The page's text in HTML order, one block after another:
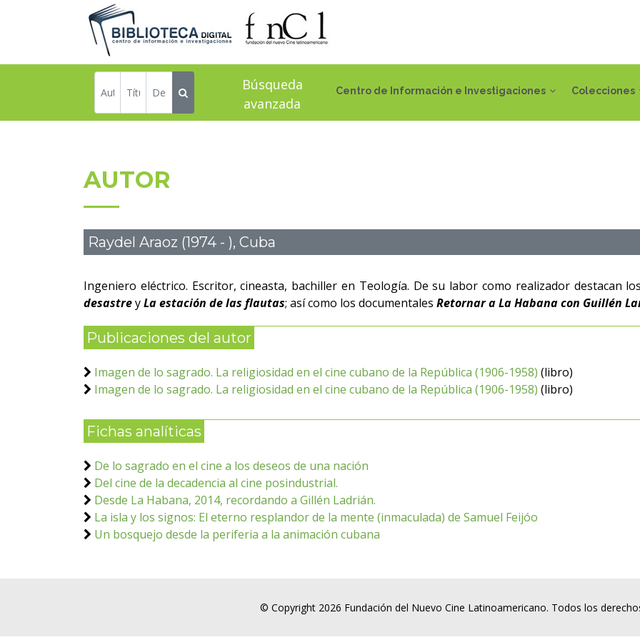
Centro de Información e Investigaciones Colecciones
Búsqueda
avanzada
AUTOR
Raydel Araoz (1974 - ), Cuba
Ingeniero eléctrico. Escritor, cineasta, bachiller en Teología. De su labor como realizador destacan
desastreyLa estación de las flautas; así como los documentales Retornar a La Habana con Guillén
Publicaciones del autor
Imagen de lo sagrado. La religiosidad en el cine cubano de la República (1906-1958) (libro)
Imagen de lo sagrado. La religiosidad en el cine cubano de la República (1906-1958) (libro)
Fichas analíticas
De lo sagrado en el cine a los deseos de una nación
Del cine de la decadencia al cine posindustrial.
Desde La Habana, 2014, recordando a Gillén Ladrián.
La isla y los signos: El eterno resplandor de la mente (inmaculada) de Samuel Feijóo
Un bosquejo desde la periferia a la animación cubana
© Copyright 2026 Fundación del Nuevo Cine Latinoamericano. Todos los